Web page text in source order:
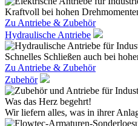
Kraftvoll bei hohen
Zu Antriebe & Zubehör
Hydraulische Antriebe
Schnelles Schließen auch bei
Zu Antriebe & Zubehör
Zubehör
Was das Herz begehrt!
Wir liefern alles, was in ihrer